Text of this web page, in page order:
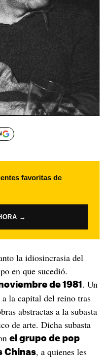
favoritas de
→
la idiosincrasia del
en que sucedió.
de 1981 . Un
la capital del reino tras
abstractas a la subasta
de arte. Dicha subasta
el grupo de pop
Chinas, a quienes les